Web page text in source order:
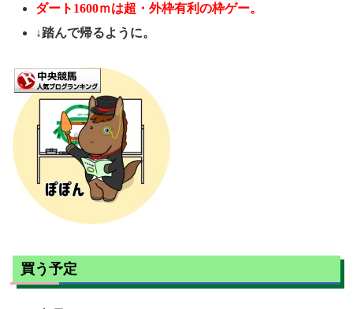
ダート1600ｍは超・外枠有利の枠ゲー。
↓踏んで帰るように。
買う予定